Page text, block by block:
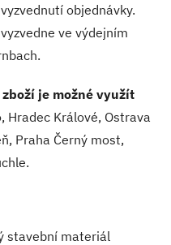
objednávky.
ve výdejním
je možné využít
Hradec Králové, Ostrava
Praha Černý most,
stavební materiál